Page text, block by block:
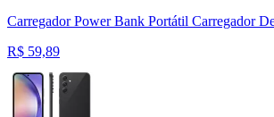
Carregador Power Bank Portátil Carregador
R$ 59,89